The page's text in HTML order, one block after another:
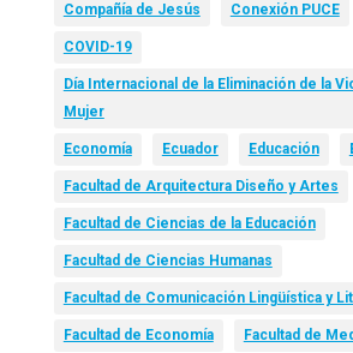
Compañía de Jesús Conexión PUCE
COVID-19
Día Internacional de la Eliminación de la
Mujer
Economía Ecuador Educación
Facultad de Arquitectura Diseño y Artes
Facultad de Ciencias de la Educación
Facultad de Ciencias Humanas
Facultad de Comunicación Lingüística y
Facultad de Economía Facultad de